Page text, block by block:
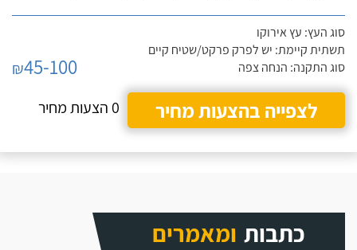
סוג העץ: עץ אירוקו
תשתית קיימת: יש לפרק פרקט/שטיח קיים
סוג התקנה: הנחה צפה
₪45-100
לצפייה בהצעות מחיר
0 הצעות מחיר
כתבות ומאמרים